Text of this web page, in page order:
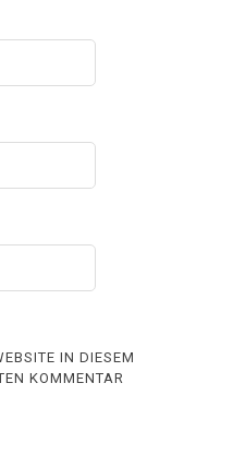
IN DIESEM
KOMMENTAR